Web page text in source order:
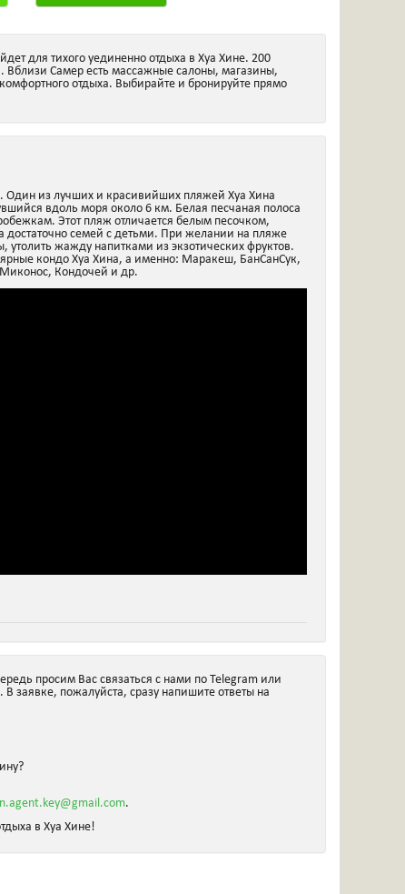
для тихого уединенно отдыха в Хуа Хине. 200
Вблизи Самер есть массажные салоны, магазины,
отдыха. Выбирайте и бронируйте прямо
Один из лучших и красивийших пляжей Хуа Хина
вдоль моря около 6 км. Белая песчаная полоса
Этот пляж отличается белым песочком,
достаточно семей с детьми. При желании на пляже
утолить жажду напитками из экзотических фруктов.
кондо Хуа Хина, а именно: Маракеш, БанСанСук,
Кондочей и др.
просим Вас связаться с нами по Telegram или
. В заявке, пожалуйста, сразу напишите ответы на
.
в Хуа Хине!